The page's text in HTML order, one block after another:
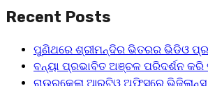
Recent Posts
ପୁଣିଥରେ ଶ୍ରୀମନ୍ଦିର ଭିତରର ଭିଡିଓ
ବନ୍ୟା ପ୍ରଭାବିତ ଅଞ୍ଚଳ ପରିଦର୍ଶନ କରି
ରାଉରକେଲା ଆରଟିଓ ଅଫିସ୍‌ରେ ଭିଜିଲାନ୍ସ